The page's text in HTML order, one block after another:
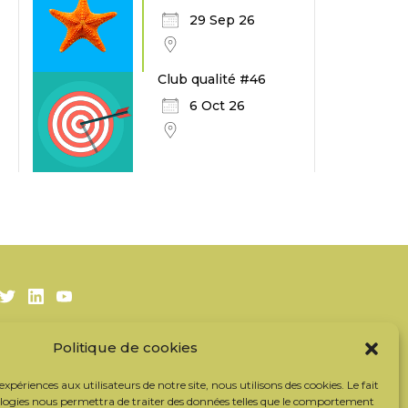
Politique de cookies
aux utilisateurs de notre site, nous utilisons des cookies. Le fait
nous permettra de traiter des données telles que le comportement
29 Sep 26
Club qualité #46
6 Oct 26
TwitterLinkedIn
Youtube
S’inscrire à la newsletter
Contacter l’équipe